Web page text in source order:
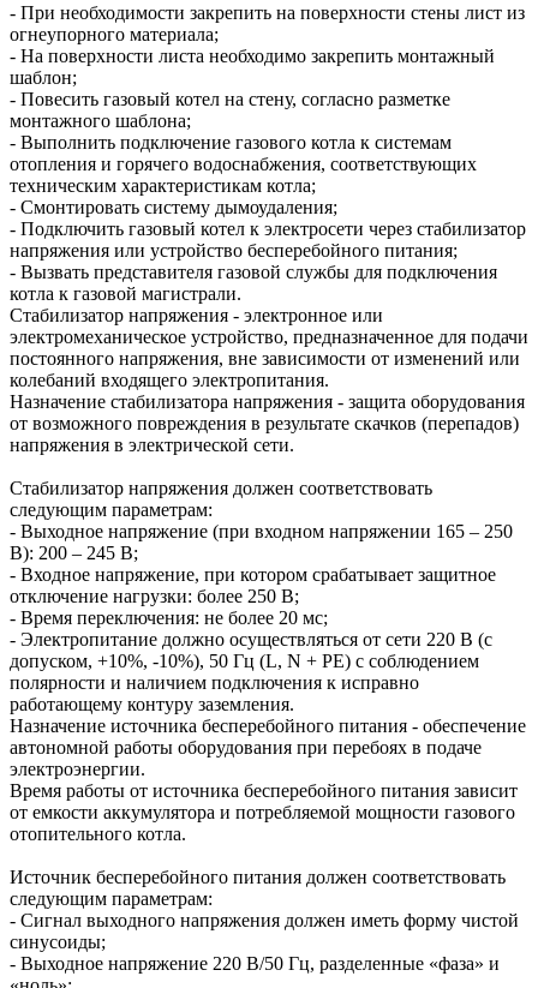
- При необходимости закрепить на поверхности стены лист из
огнеупорного материала;
- На поверхности листа необходимо закрепить монтажный
шаблон;
- Повесить газовый котел на стену, согласно разметке
монтажного шаблона;
- Выполнить подключение газового котла к системам
отопления и горячего водоснабжения, соответствующих
техническим характеристикам котла;
- Смонтировать систему дымоудаления;
- Подключить газовый котел к электросети через стабилизатор
напряжения или устройство бесперебойного питания;
- Вызвать представителя газовой службы для подключения
котла к газовой магистрали.
Стабилизатор напряжения - электронное или
электромеханическое устройство, предназначенное для подачи
постоянного напряжения, вне зависимости от изменений или
колебаний входящего электропитания.
Назначение стабилизатора напряжения - защита оборудования
от возможного повреждения в результате скачков (перепадов)
напряжения в электрической сети.
Стабилизатор напряжения должен соответствовать
следующим параметрам:
- Выходное напряжение (при входном напряжении 165 – 250
В): 200 – 245 В;
- Входное напряжение, при котором срабатывает защитное
отключение нагрузки: более 250 В;
- Время переключения: не более 20 мс;
- Электропитание должно осуществляться от сети 220 В (с
допуском, +10%, -10%), 50 Гц (L, N + PE) с соблюдением
полярности и наличием подключения к исправно
работающему контуру заземления.
Назначение источника бесперебойного питания - обеспечение
автономной работы оборудования при перебоях в подаче
электроэнергии.
Время работы от источника бесперебойного питания зависит
от емкости аккумулятора и потребляемой мощности газового
отопительного котла.
Источник бесперебойного питания должен соответствовать
следующим параметрам:
- Сигнал выходного напряжения должен иметь форму чистой
синусоиды;
- Выходное напряжение 220 В/50 Гц, разделенные «фаза» и